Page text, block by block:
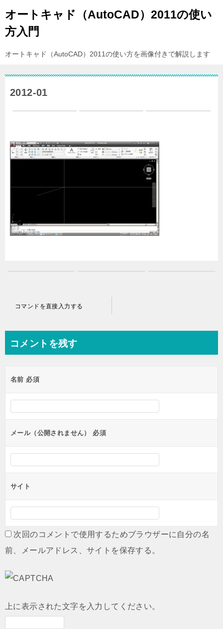
オートキャド（AutoCAD）2011の使い
方入門
オートキャド（AutoCAD）2011の使い方を画像付きで解説します
2012-01
ビ
ー
シ
ン
コマンドを直接入力する
コメントを残す
名前 必須
メール（公開されません） 必須
サイト
次回のコメントで使用するためブラウザーに自分の名
前、メールアドレス、サイトを保存する。
上に表示された文字を入力してください。